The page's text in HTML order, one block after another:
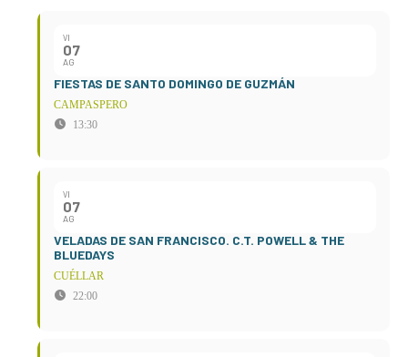
VI
07
AG
FIESTAS DE SANTO DOMINGO DE GUZMÁN
CAMPASPERO
13:30
VI
07
AG
VELADAS DE SAN FRANCISCO. C.T. POWELL & THE
BLUEDAYS
CUÉLLAR
22:00